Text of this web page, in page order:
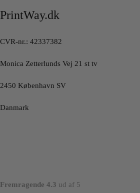
PrintWay.dk
CVR-nr.: 42337382
Monica Zetterlunds Vej 21 st tv
2450 København SV
Danmark
Fremragende 4.3 ud af 5